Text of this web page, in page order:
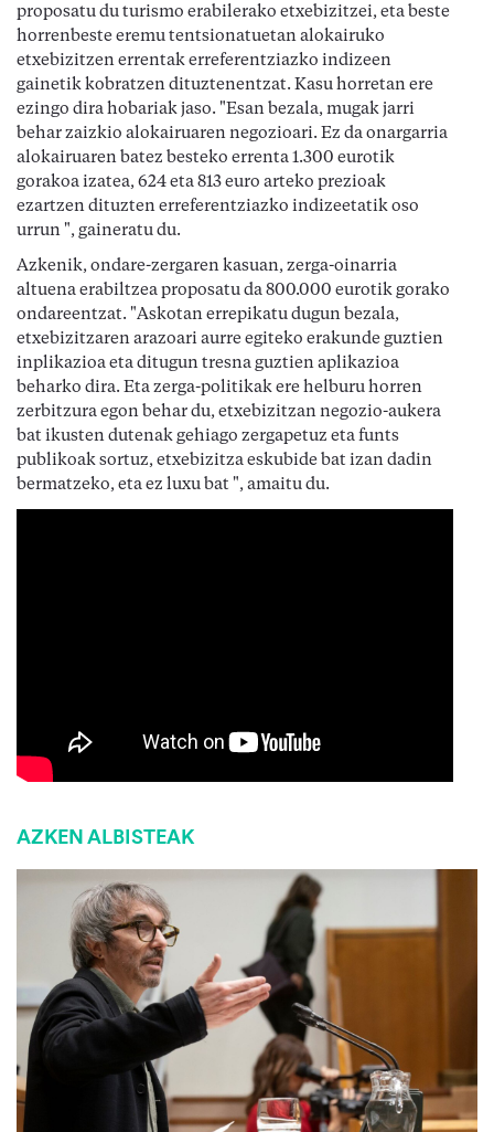
proposatu du turismo erabilerako etxebizitzei, eta beste
horrenbeste eremu tentsionatuetan alokairuko
etxebizitzen errentak erreferentziazko indizeen
gainetik kobratzen dituztenentzat. Kasu horretan ere
ezingo dira hobariak jaso. "Esan bezala, mugak jarri
behar zaizkio alokairuaren negozioari. Ez da onargarria
alokairuaren batez besteko errenta 1.300 eurotik
gorakoa izatea, 624 eta 813 euro arteko prezioak
ezartzen dituzten erreferentziazko indizeetatik oso
urrun ", gaineratu du.
Azkenik, ondare-zergaren kasuan, zerga-oinarria
altuena erabiltzea proposatu da 800.000 eurotik gorako
ondareentzat. "Askotan errepikatu dugun bezala,
etxebizitzaren arazoari aurre egiteko erakunde guztien
inplikazioa eta ditugun tresna guztien aplikazioa
beharko dira. Eta zerga-politikak ere helburu horren
zerbitzura egon behar du, etxebizitzan negozio-aukera
bat ikusten dutenak gehiago zergapetuz eta funts
publikoak sortuz, etxebizitza eskubide bat izan dadin
bermatzeko, eta ez luxu bat ", amaitu du.
AZKEN ALBISTEAK